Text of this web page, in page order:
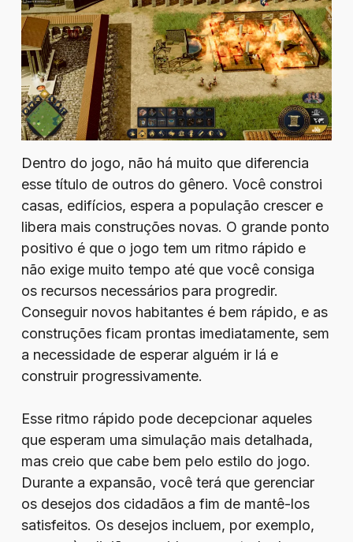
Dentro do jogo, não há muito que diferencia
esse título de outros do gênero. Você constroi
casas, edifícios, espera a população crescer e
libera mais construções novas. O grande ponto
positivo é que o jogo tem um ritmo rápido e
não exige muito tempo até que você consiga
os recursos necessários para progredir.
Conseguir novos habitantes é bem rápido, e as
construções ficam prontas imediatamente, sem
a necessidade de esperar alguém ir lá e
construir progressivamente.
Esse ritmo rápido pode decepcionar aqueles
que esperam uma simulação mais detalhada,
mas creio que cabe bem pelo estilo do jogo.
Durante a expansão, você terá que gerenciar
os desejos dos cidadãos a fim de mantê-los
satisfeitos. Os desejos incluem, por exemplo,